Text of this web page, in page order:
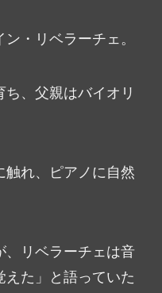
・リベラーチェ。
、父親はバイオリ
触れ、ピアノに自然
、リベラーチェは音
た」と語っていた